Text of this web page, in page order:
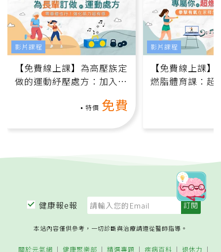
【免費線上課】為高壓族定
做的運動紓壓處方：加入行
特價 免費
影片課程
【免費線上課
燃脂體育課：超
影片課程
健康報e報
本站內容僅供參考，一切診斷與治療請遵從醫師指導。
關於元氣網 健康聚樂部 精選專題 疾病百科 退休力